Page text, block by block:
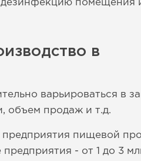
помещения
в
варьироваться в
объем продаж и т.д.
предприятия пищевой
- от 1 до 3